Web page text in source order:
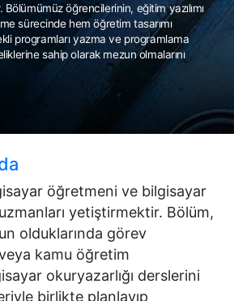
öğrencilerinin, eğitim yazılımı
sürecinde hem öğretim tasarımı
programları yazma ve programlama
sahip olarak mezun olmalarını
öğretmeni ve bilgisayar
yetiştirmektir. Bölüm,
olduklarında görev
kamu öğretim
okuryazarlığı derslerini
birlikte planlayıp